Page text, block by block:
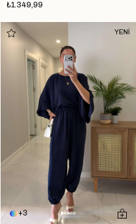
₺1.349,99
3
YENİ